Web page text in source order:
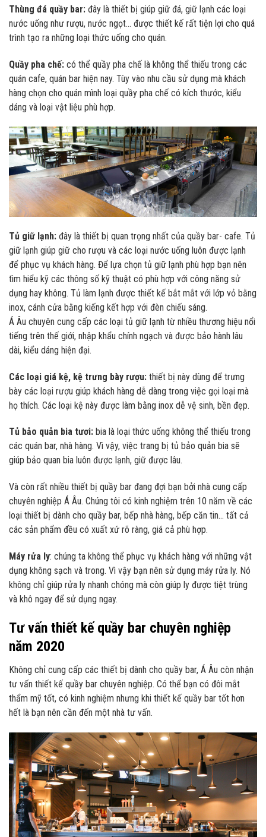
Thùng đá quầy bar: đây là thiết bị giúp giữ đá, giữ lạnh các loại
nước uống như rượu, nước ngọt… được thiết kế rất tiện lợi cho quá
trình tạo ra những loại thức uống cho quán.
Quầy pha chế: có thể quầy pha chế là không thể thiếu trong các
quán cafe, quán bar hiện nay. Tùy vào nhu cầu sử dụng mà khách
hàng chọn cho quán mình loại quầy pha chế có kích thước, kiểu
dáng và loại vật liệu phù hợp.
Tủ giữ lạnh: đây là thiết bị quan trọng nhất của quầy bar- cafe. Tủ
giữ lạnh giúp giữ cho rượu và các loại nước uống luôn được lạnh
để phục vụ khách hàng. Để lựa chọn tủ giữ lạnh phù hợp bạn nên
tìm hiểu kỹ các thông số kỹ thuật có phù hợp với công năng sử
dụng hay không. Tủ làm lạnh được thiết kế bắt mắt với lớp vỏ bằng
inox, cánh cửa bằng kiếng kết hợp với đèn chiếu sáng.
Á Âu chuyên cung cấp các loại tủ giữ lạnh từ nhiều thương hiệu nổi
tiếng trên thế giới, nhập khẩu chính ngạch và được bảo hành lâu
dài, kiểu dáng hiện đại.
Các loại giá kệ, kệ trưng bày rượu: thiết bị này dùng để trưng
bày các loại rượu giúp khách hàng dễ dàng trong việc gọi loại mà
họ thích. Các loại kệ này được làm bằng inox dễ vệ sinh, bền đẹp.
Tủ bảo quản bia tươi: bia là loại thức uống không thể thiếu trong
các quán bar, nhà hàng. Vì vậy, việc trang bị tủ bảo quản bia sẽ
giúp bảo quan bia luôn được lạnh, giữ được lâu.
Và còn rất nhiều thiết bị quầy bar đang đợi bạn bởi nhà cung cấp
chuyên nghiệp Á Âu. Chúng tôi có kinh nghiệm trên 10 năm về các
loại thiết bị dành cho quầy bar, bếp nhà hàng, bếp căn tin… tất cả
các sản phẩm đều có xuất xứ rõ ràng, giá cả phù hợp.
Máy rửa ly: chúng ta không thể phục vụ khách hàng với những vật
dụng không sạch và trong. Vì vậy bạn nên sử dụng máy rửa ly. Nó
không chỉ giúp rửa ly nhanh chóng mà còn giúp ly được tiệt trùng
và khô ngay để sử dụng ngay.
Tư vấn thiết kế quầy bar chuyên nghiệp
năm 2020
Không chỉ cung cấp các thiết bị dành cho quầy bar, Á Âu còn nhận
tư vấn thiết kế quầy bar chuyên nghiệp. Có thể bạn có đôi mắt
thẩm mỹ tốt, có kinh nghiệm nhưng khi thiết kế quầy bar tốt hơn
hết là bạn nên cần đến một nhà tư vấn.